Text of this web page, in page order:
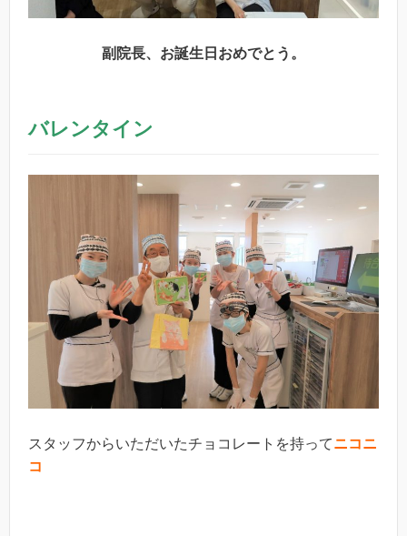
副院長、お誕生日おめでとう。
バレンタイン
スタッフからいただいたチョコレートを持ってニコニ
コ